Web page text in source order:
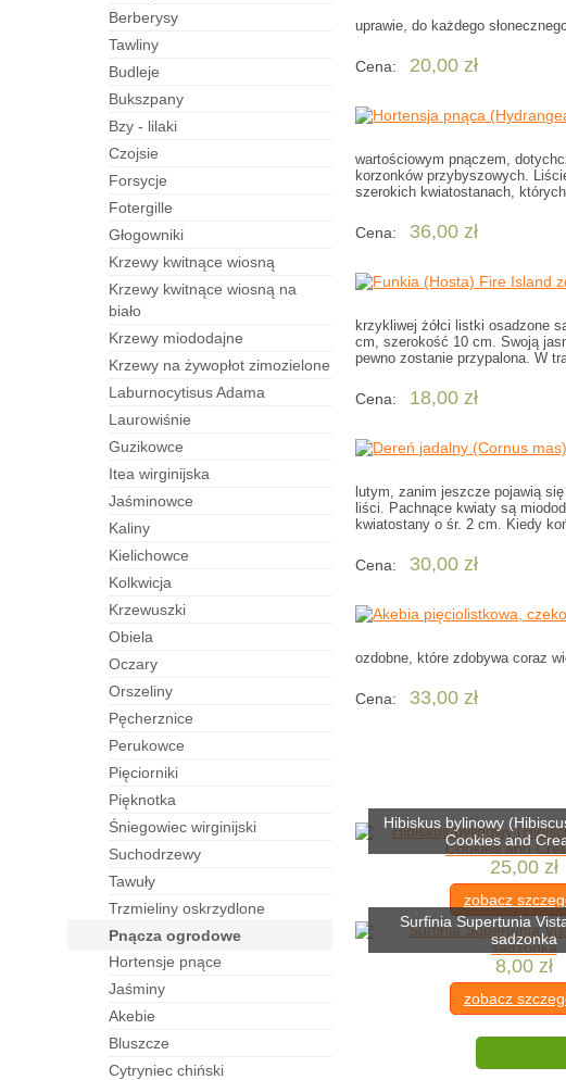
berberysy
tawliny
budleje
bukszpany
bzy - lilaki
czojsie
forsycje
fotergille
Głogowniki
Krzewy kwitnące wiosną
Krzewy kwitnące wiosną na
biało
Krzewy miododajne
Krzewy na żywopłot zimozielone
laburnocytisus Adama
laurowiśnie
guzikowce
itea wirginijska
jaśminowce
kaliny
kielichowce
kolkwicja
krzewuszki
obiela
oczary
orszeliny
pęcherznice
perukowce
pięciorniki
pięknotka
śniegowiec wirginijski
suchodrzewy
tawuły
trzmieliny oskrzydlone
pnącza ogrodowe
hortensje pnące
jaśminy
akebie
bluszcze
cytryniec chiński
uprawie, do każdego
Cena: 20,00 zł
wartościowym pnączem,
korzonków przybyszowych.
szerokich kwiatostanach,
Cena: 36,00 zł
krzykliwej żółci listki osadzone
cm, szerokość 10 cm. Swoją
pewno zostanie przypalona. W
Cena: 18,00 zł
lutym, zanim jeszcze pojawią
liści. Pachnące kwiaty są
kwiatostany o śr. 2 cm. Kiedy
Cena: 30,00 zł
ozdobne, które zdobywa coraz
Cena: 33,00 zł
Hibiskus bylinowy
Cookies and
25,00 zł
zobacz
Surfinia Supertunia
sadzonka
8,00 zł
zobacz